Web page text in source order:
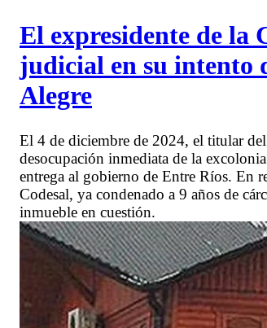
El expresidente de la
judicial en su intento
Alegre
El 4 de diciembre de 2024, el titular
desocupación inmediata de la
entrega al gobierno de Entre Ríos. En
Codesal, ya condenado a 9 años de
inmueble en cuestión.